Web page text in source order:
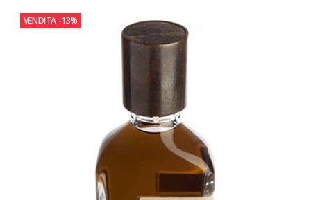
VENDITA -13%